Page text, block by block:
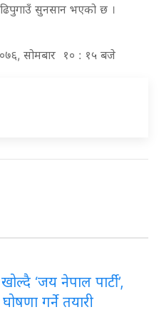
सुनसान भएको छ ।
सोमबार १० : १५ बजे
खोल्दै ‘जय नेपाल पार्टी’,
गर्ने तयारी